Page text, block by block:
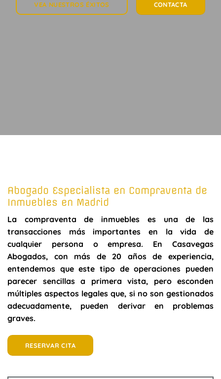
VEA NUESTROS ÉXITOS CONTACTA
Abogado Especialista en Compraventa de
Inmuebles en Madrid
La compraventa de inmuebles es una de las
transacciones más importantes en la vida de
cualquier persona o empresa. En Casavegas
Abogados, con más de 20 años de experiencia,
entendemos que este tipo de operaciones pueden
parecer sencillas a primera vista, pero esconden
múltiples aspectos legales que, si no son gestionados
adecuadamente, pueden derivar en problemas
graves.
RESERVAR CITA